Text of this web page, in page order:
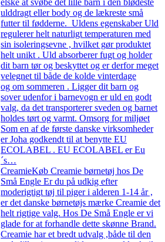
ulddragt eller body og de lækreste små
futter til fødderne. Uldens egenskaber Uld
regulerer helt naturligt temperaturen med
sin isoleringsevne , hvilket gør produktet
helt unikt . Uld absorberer fugt og holder
dit barn tør og beskyttet og er derfor meget
velegnet til både de kolde vinterdage
og om sommeren . Ligger dit barn og
sover udenfor i barnevogn er uld en godt
valg, da det transporterer sveden og barnet
holdes tørt og varmt. Omsorg for miljøet
Som en af de første danske virksomheder
er Joha godkendt til at benytte EU
ECOLABEL . EU ECOLABEL er Eu
´s…
CreamieKøb Creamie børnetøj hos De
Små Engle Er du på udkig efter
moderigtigt tøj til piger i alderen 1-14 år ,
er det danske børnetøjs mærke Creamie det
helt rigtige valg. Hos De Små Engle er vi
glade for at forhandle dette skønne Brand.
Creamie har et bredt udvalg ,både til den